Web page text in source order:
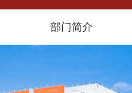
部门简介